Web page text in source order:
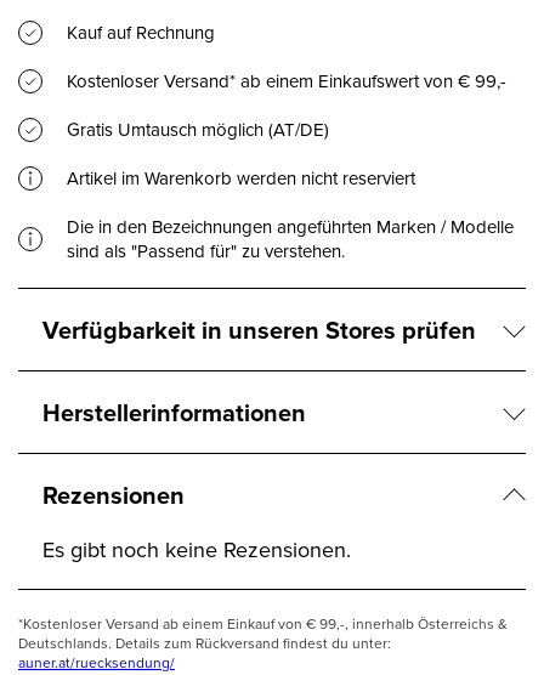
Kauf auf Rechnung
Kostenloser Versand* ab einem Einkaufswert von € 99,-
Gratis Umtausch möglich (AT/DE)
Artikel im Warenkorb werden nicht reserviert
Die in den Bezeichnungen angeführten Marken / Modelle
sind als "Passend für" zu verstehen.
Verfügbarkeit in unseren Stores prüfen
Herstellerinformationen
Rezensionen
Es gibt noch keine Rezensionen.
*Kostenloser Versand ab einem Einkauf von € 99,-, innerhalb Österreichs &
Deutschlands. Details zum Rückversand findest du unter:
auner.at/ruecksendung/